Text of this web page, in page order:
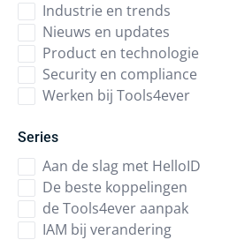
Industrie en trends
Nieuws en updates
Product en technologie
Security en compliance
Werken bij Tools4ever
Series
Aan de slag met HelloID
De beste koppelingen
de Tools4ever aanpak
IAM bij verandering